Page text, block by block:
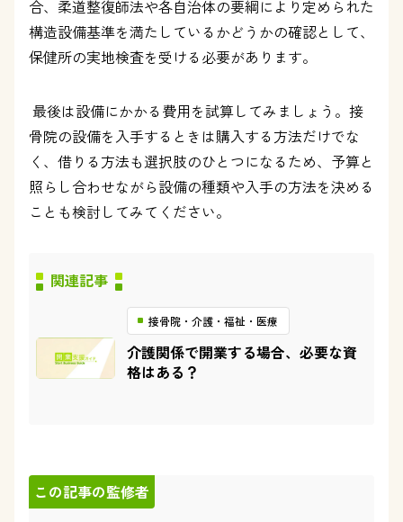
合、柔道整復師法や各自治体の要綱により定められた
構造設備基準を満たしているかどうかの確認として、
保健所の実地検査を受ける必要があります。
最後は設備にかかる費用を試算してみましょう。接
骨院の設備を入手するときは購入する方法だけでな
く、借りる方法も選択肢のひとつになるため、予算と
照らし合わせながら設備の種類や入手の方法を決める
ことも検討してみてください。
関連記事
接骨院・介護・福祉・医療
介護関係で開業する場合、必要な資
格はある？
この記事の監修者